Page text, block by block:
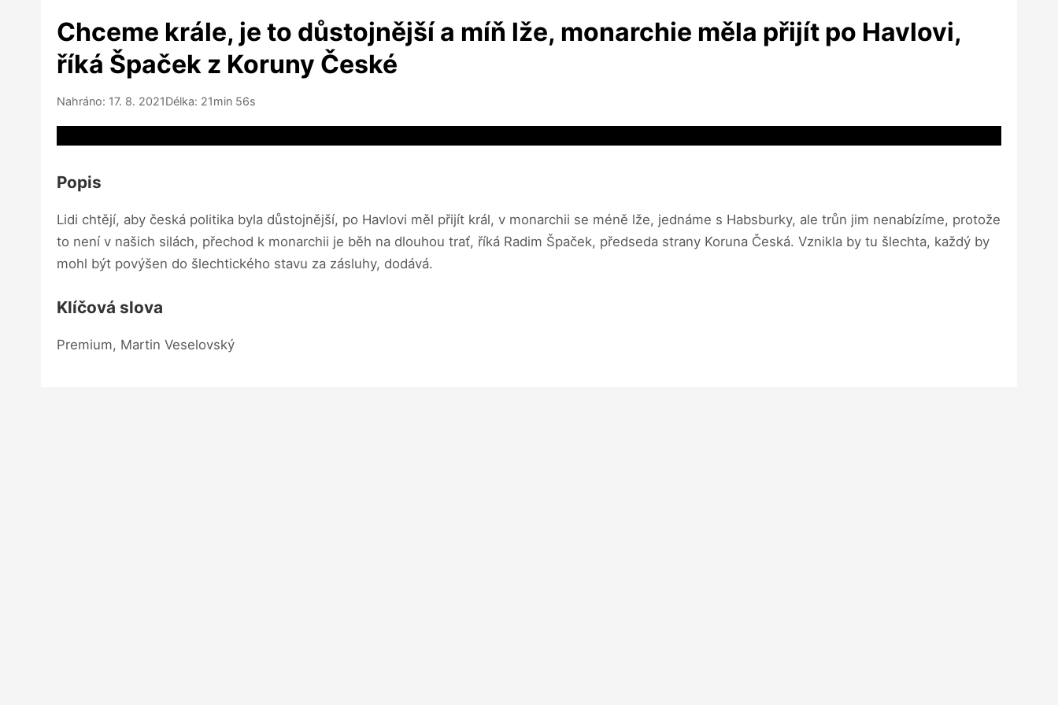
Chceme krále, je to důstojnější a míň lže, monarchie měla přijít po Havlovi,
říká Špaček z Koruny České
Nahráno: 17. 8. 2021Délka: 21min 56s
Popis
Lidi chtějí, aby česká politika byla důstojnější, po Havlovi měl přijít král, v monarchii se méně lže, jednáme s Habsburky, ale trůn jim nenabízíme, protože
to není v našich silách, přechod k monarchii je běh na dlouhou trať, říká Radim Špaček, předseda strany Koruna Česká. Vznikla by tu šlechta, každý by
mohl být povýšen do šlechtického stavu za zásluhy, dodává.
Klíčová slova
Premium, Martin Veselovský